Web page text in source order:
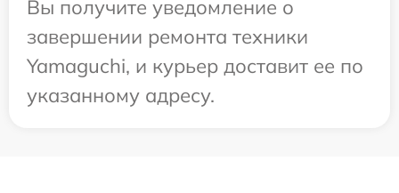
Вы получите уведомление о
завершении ремонта техники
Yamaguchi, и курьер доставит ее по
указанному адресу.